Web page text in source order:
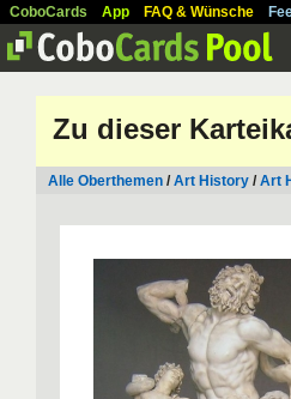
CoboCards App FAQ & Wünsche
Zu dieser
Alle Oberthemen /Art History /Art